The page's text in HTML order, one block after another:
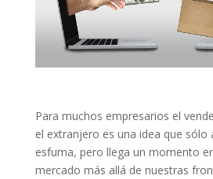
Para muchos empresarios el
el extranjero es una idea que sólo
esfuma, pero llega un momento
mercado más allá de nuestras